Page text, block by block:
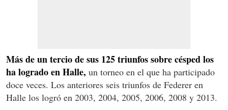
Más de un tercio de sus 125 triunfos sobre césped los
ha logrado en Halle, un torneo en el que ha participado
doce veces. Los anteriores seis triunfos de Federer en
Halle los logró en 2003, 2004, 2005, 2006, 2008 y 2013.